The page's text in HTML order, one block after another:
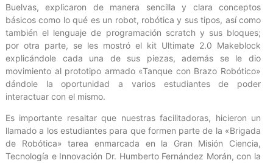
Buelvas, explicaron de manera sencilla y clara conceptos
básicos como lo qué es un robot, robótica y sus tipos, así como
también el lenguaje de programación scratch y sus bloques;
por otra parte, se les mostró el kit Ultimate 2.0 Makeblock
explicándole cada una de sus piezas, además se le dio
movimiento al prototipo armado «Tanque con Brazo Robótico»
dándole la oportunidad a varios estudiantes de poder
interactuar con el mismo.
Es importante resaltar que nuestras facilitadoras, hicieron un
llamado a los estudiantes para que formen parte de la «Brigada
de Robótica» tarea enmarcada en la Gran Misión Ciencia,
Tecnología e Innovación Dr. Humberto Fernández Morán, con la